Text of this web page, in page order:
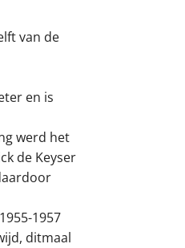
van de
en is
werd het
de Keyser
1957
ditmaal